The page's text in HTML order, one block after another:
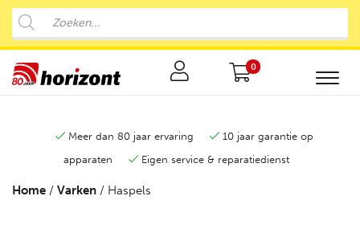
0
Meer dan 80 jaar ervaring
10 jaar garantie op
apparaten
Eigen service & reparatiedienst
Home / Varken / Haspels